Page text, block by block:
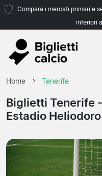
Compara i mercati primari e
inferiori
Home Tenerife
Biglietti Tenerife
Estadio